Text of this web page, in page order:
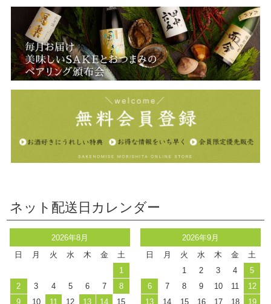
ネット配送日カレンダー
2026年8月
日
月 火 水 木 金
土
1
2
3 4 5 6 7
8
9
10 11 12 13 14
15
2026年9月
日
月 火 水 木 金
土
1
2 3 4
5
6
7 8 9 10 11
12
13
14 15 16 17 18
19